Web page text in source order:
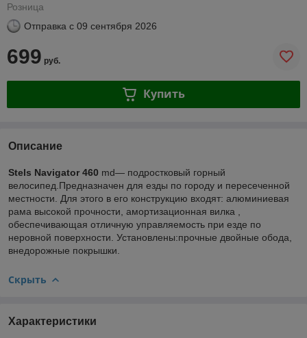
Розница
Отправка с 09 сентября 2026
699 руб.
Купить
Описание
Stels Navigator 460 md― подростковый горный
велосипед.Предназначен для езды по городу и пересеченной
местности. Для этого в его конструкцию входят: алюминиевая
рама высокой прочности, амортизационная вилка ,
обеспечивающая отличную управляемость при езде по
неровной поверхности. Установлены:прочные двойные обода,
внедорожные покрышки.
Скрыть
Характеристики